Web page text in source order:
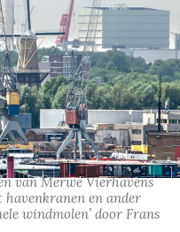
van Merwe Vierhavens
havenkranen en ander
windmolen’ door Frans